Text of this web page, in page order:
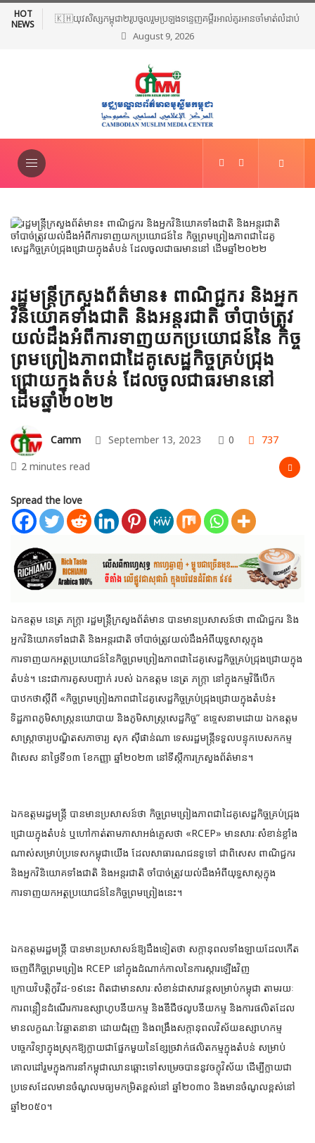
HOT
NEWS
🇰🇭យុវសិស្សកម្ពុជា២រូបចូលរួមប្រឡងទន្ទេញគម្ពីរអាល់គូរអានចាំមាត់លំដាប់
ពិភពលោក លើកទី៤៦ នៅទីក្រុងម៉ាក់កះ ប្រទេសអារ៉ាប៊ីសាអូឌីត
August 9, 2026
រដ្ឋមន្ត្រីក្រសួងព័ត៌មាន៖ ពាណិជ្ជករ និងអ្នក
វិនិយោគទាំងជាតិ និងអន្តរជាតិ ចាំបាច់ត្រូវ
យល់ដឹងអំពីការទាញយកប្រយោជន៍នៃ កិច្ច
ព្រមព្រៀងភាពជាដៃគូសេដ្ឋកិច្ចគ្រប់ជ្រុង
ជ្រោយក្នុងតំបន់ ដែលចូលជាធរមាននៅ
ដើមឆ្នាំ២០២២
Camm September 13, 2023 0
737
2 minutes read
Spread the love
ឯកឧត្តម នេត្រ ភក្ត្រា រដ្ឋមន្ត្រីក្រសួងព័ត៌មាន បានមានប្រសាសន៍ថា ពាណិជ្ជករ និង
អ្នកវិនិយោគទាំងជាតិ និងអន្តរជាតិ ចាំបាច់ត្រូវយល់ដឹងអំពីយុទ្ធសាស្តក្នុង
ការទាញយកអត្ថប្រយោជន៍នៃកិច្ចព្រមព្រៀងភាពជាដៃគូសេដ្ឋកិច្ចគ្រប់ជ្រុងជ្រោយក្នុង
តំបន់។ នេះជាការគូសបញ្ជាក់ របស់ ឯកឧត្តម នេត្រ ភក្ត្រា នៅក្នុងកម្មវិធីបើក
បាឋកថាស្តីពី «កិច្ចព្រមព្រៀងភាពជាដៃគូសេដ្ឋកិច្ចគ្រប់ជ្រុងជ្រោយក្នុងតំបន់៖
ទិដ្ឋភាពភូមិសាស្ត្រនយោបាយ និងភូមិសាស្ត្រសេដ្ឋកិច្ច” ឧទ្ទេសនាមដោយ ឯកឧត្តម
សាស្ត្រាចារ្យបណ្ឌិតសភាចារ្យ សុក ស៊ីផាន់ណា ទេសរដ្ឋមន្ត្រីទទួលបន្ទុកបេសកកម្ម
ពិសេស នាថ្ងៃទី១៣ ខែកញ្ញា ឆ្នាំ២០២៣ នៅទីស្ដីការក្រសួងព័ត៌មាន។
ឯកឧត្តមរដ្ឋមន្ត្រី បានមានប្រសាសន៍ថា កិច្ចព្រមព្រៀងភាពជាដៃគូសេដ្ឋកិច្ចគ្រប់ជ្រុង
ជ្រោយក្នុងតំបន់ ឬហៅកាត់តាមភាសាអង់គ្លេសថា «RCEP» មានសារៈសំខាន់ខ្លាំង
ណាស់សម្រាប់ប្រទេសកម្ពុជាយើង ដែលសាធារណជនទូទៅ ជាពិសេស ពាណិជ្ជករ
និងអ្នកវិនិយោគទាំងជាតិ និងអន្តរជាតិ ចាំបាច់ត្រូវយល់ដឹងអំពីយុទ្ធសាស្តក្នុង
ការទាញយកអត្ថប្រយោជន៍នៃកិច្ចព្រមព្រៀងនេះ។
ឯកឧត្តមរដ្ឋមន្ត្រី បានមានប្រសាសន៍ឱ្យដឹងទៀតថា សក្តានុពលទាំងឡាយដែលកើត
ចេញពីកិច្ចព្រមព្រៀង RCEP នៅក្នុងដំណាក់កាលនៃការស្ដារឡើងវិញ
ក្រោយវិបត្តិកូវីដ-១៩នេះ ពិតជាមានសារៈសំខាន់ជាសារវន្តសម្រាប់កម្ពុជា តាមរយៈ
ការពន្លឿនដំណើរការឧស្សាហូបនីយកម្ម និងឌីជីថលូបនីយកម្ម និងការផលិតដែល
មានលក្ខណៈវៃឆ្លាតនានា ដោយជំរុញ និងពង្រឹងសក្តានុពលវិស័យឧស្សាហកម្ម
បច្ចេកវិទ្យាក្នុងស្រុកឱ្យក្លាយជាផ្នែកមួយនៃខ្សែច្រវាក់ផលិតកម្មក្នុងតំបន់ សម្រាប់
គោលដៅរួមក្នុងការនាំកម្ពុជាឈានឆ្ពោះទៅសម្រេចបាននូវចក្ខុវិស័យ ដើម្បីក្លាយជា
ប្រទេសដែលមានចំណូលមធ្យមកម្រិតខ្ពស់នៅ ឆ្នាំ២០៣០ និងមានចំណូលខ្ពស់នៅ
ឆ្នាំ២០៥០។